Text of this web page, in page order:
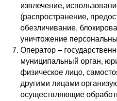
извлечение,
(распространение,
обезличивание,
уничтожение
Оператор –
муниципальный орган,
физическое лицо,
другими лицами
осуществляющие